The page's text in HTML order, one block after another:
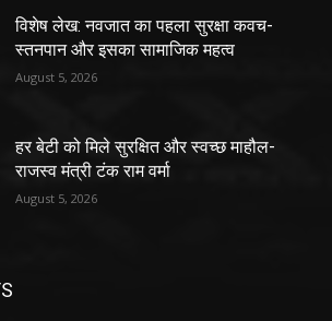
विशेष लेख: नवजात का पहला सुरक्षा कवच-
स्तनपान और इसका सामाजिक महत्व
August 5, 2026
हर बेटी को मिले सुरक्षित और स्वच्छ माहौल-
राजस्व मंत्री टंक राम वर्मा
August 5, 2026